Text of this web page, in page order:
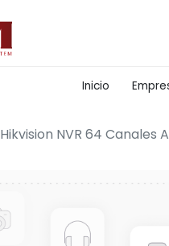
Inicio
Hikvision NVR 64 Canales